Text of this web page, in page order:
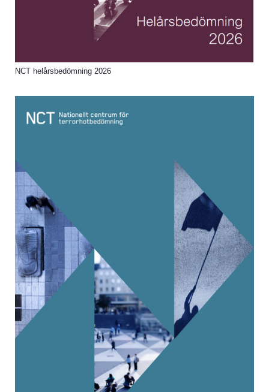
NCT helårsbedömning 2026